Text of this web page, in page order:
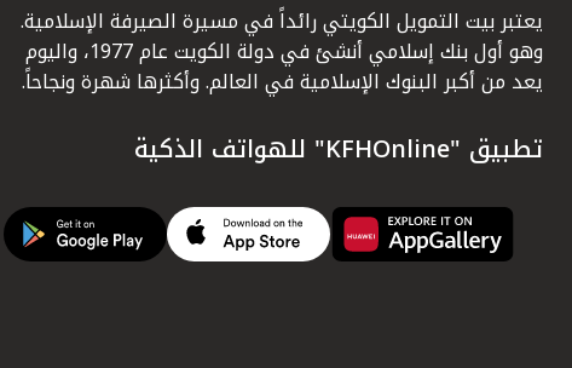
يعتبر بيت التمويل الكويتي رائداً في مسيرة الصيرفة الإسلامية.
وهو أول بنك إسلامي أنشئ في دولة الكويت عام 1977، واليوم
يعد من أكبر البنوك الإسلامية في العالم. وأكثرها شهرة ونجاحاً.
تطبيق "KFHOnline" للهواتف الذكية